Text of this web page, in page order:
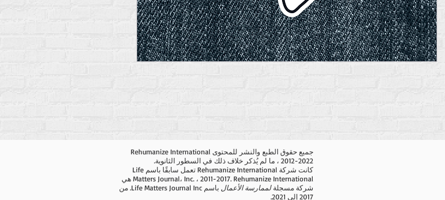
جميع حقوق الطبع والنشر للمحتوى Rehumanize International
2012-2022 ، ما لم يُذكر خلاف ذلك في السطور الثانوية.
كانت شركة Rehumanize International تعمل سابقًا باسم Life
Matters Journal، Inc. ، 2011-2017. Rehumanize International هي
شركة مسجلةلممارسة الأعمال
باسم Life Matters Journal Inc. من
2017 إلى 2021.